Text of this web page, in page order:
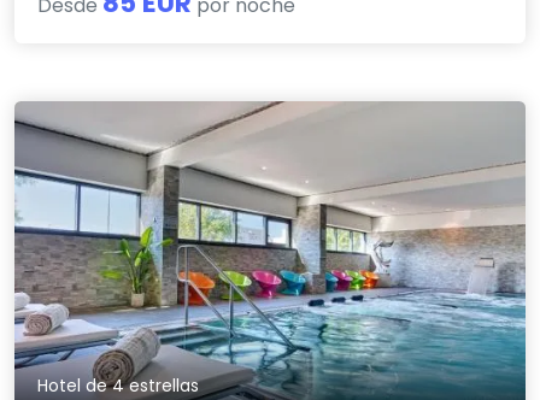
Desde por noche
Hotel de 4 estrellas